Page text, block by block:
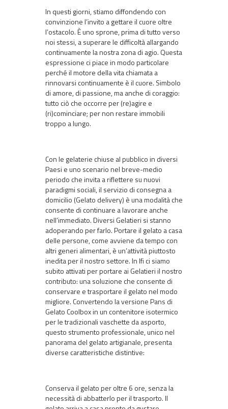
In questi giorni, stiamo diffondendo con
convinzione l’invito a gettare il cuore oltre
l’ostacolo. È uno sprone, prima di tutto verso
noi stessi, a superare le difficoltà allargando
continuamente la nostra zona di agio. Questa
espressione ci piace in modo particolare
perché il motore della vita chiamata a
rinnovarsi continuamente è il cuore. Simbolo
di amore, di passione, ma anche di coraggio:
tutto ciò che occorre per (re)agire e
(ri)cominciare; per non restare immobili
troppo a lungo.
Con le gelaterie chiuse al pubblico in diversi
Paesi e uno scenario nel breve-medio
periodo che invita a riflettere su nuovi
paradigmi sociali, il servizio di consegna a
domicilio (Gelato delivery) è una modalità che
consente di continuare a lavorare anche
nell’immediato. Diversi Gelatieri si stanno
adoperando per farlo. Portare il gelato a casa
delle persone, come avviene da tempo con
altri generi alimentari, è un’attività piuttosto
inedita per il nostro settore. In Ifi ci siamo
subito attivati per portare ai Gelatieri il nostro
contributo: una soluzione che consente di
conservare e trasportare il gelato nel modo
migliore. Convertendo la versione Pans di
Gelato Coolbox in un contenitore isotermico
per le tradizionali vaschette da asporto,
questo strumento professionale, unico nel
panorama del gelato artigianale, presenta
diverse caratteristiche distintive:
Conserva il gelato per oltre 6 ore, senza la
necessità di abbatterlo per il trasporto. Il